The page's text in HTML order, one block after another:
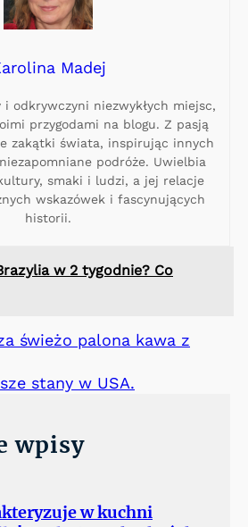
Madej
i odkrywczyni niezwykłych miejsc,
przygodami na blogu. Z pasją
zakątki świata, inspirując innych
podróże. Uwielbia
smaki i ludzi, a jej relacje
wskazówek i fascynujących
historii.
w 2 tygodnie? Co
świeżo palona kawa z
stany w USA.
wpisy
w kuchni